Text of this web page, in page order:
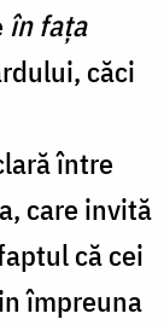
în fața
căci
între
care invită
că cei
împreuna